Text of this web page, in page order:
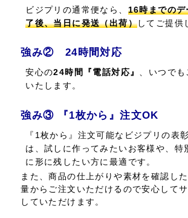
ビジプリの通常便なら、 16時までの
了後、当日に発送（出荷）してご提供
強み② 24時間対応
安心の24時間『電話対応』 、いつで
いたします。
強み③ 『1枚から』注文OK
『1枚から』注文可能なビジプリの表
は、試しに作ってみたいお客様や、特
に形に残したい方に最適です。
また、商品の仕上がりや素材を確認し
量からご注文いただけるので安心して
していただけます。